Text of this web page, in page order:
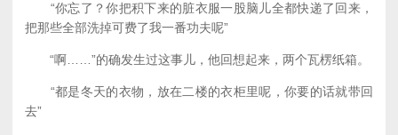
“你忘了？你把积下来的脏衣服一股脑儿全都快递了回来，
把那些全部洗掉可费了我一番功夫呢”
“啊……”的确发生过这事儿，他回想起来，两个瓦楞纸箱。
“都是冬天的衣物，放在二楼的衣柜里呢，你要的话就带回
去”